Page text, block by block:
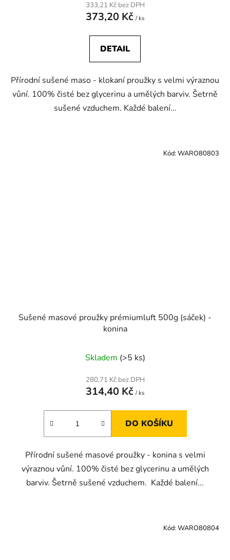
333,21 Kč bez DPH
373,20 Kč / ks
DETAIL
Přírodní sušené maso - klokaní proužky s velmi výraznou
vůní. 100% čisté bez glycerinu a umělých barviv. Šetrně
sušené vzduchem. Každé balení...
Sušené masové proužky prémiumluft 500g (sáček) -
konina
Skladem (>5 ks)
280,71 Kč bez DPH
314,40 Kč / ks
DO KOŠÍKU
Přírodní sušené masové proužky - konina s velmi
výraznou vůní. 100% čisté bez glycerinu a umělých
barviv. Šetrně sušené vzduchem. Každé balení...
Kód: WARO80803
Kód: WARO80804